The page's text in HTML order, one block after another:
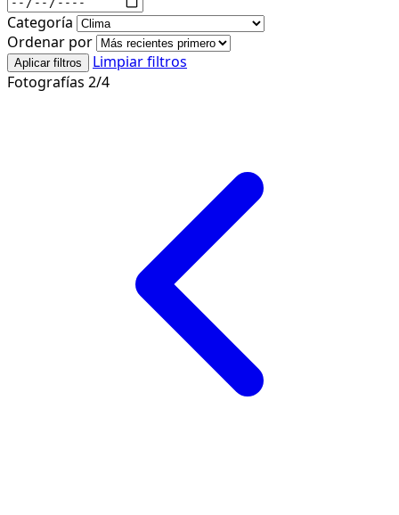
Categoría
Ordenar por
Aplicar filtros
Limpiar filtros
Fotografías 2/4